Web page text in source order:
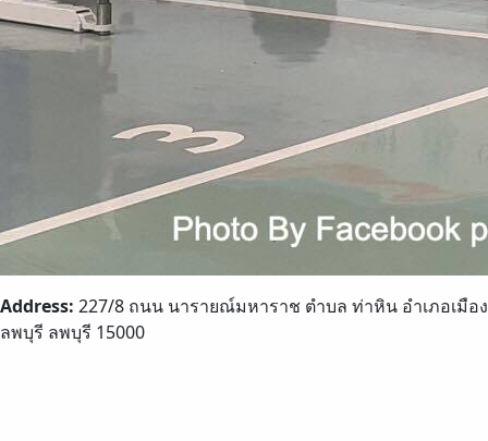
Address: 227/8 ถนน นารายณ์มหาราช ตำบล ท่าหิน อำเภอเมือง
ลพบุรี ลพบุรี 15000